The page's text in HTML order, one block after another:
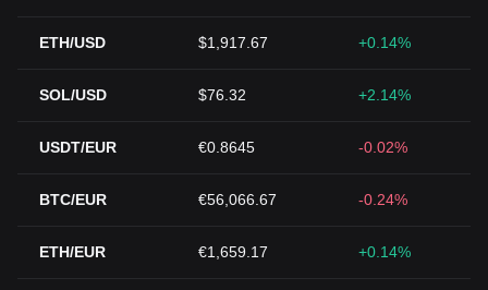
ETH/USD $1,917.67 +0.14%
SOL/USD $76.32 +2.14%
USDT/EUR €0.8645 -0.02%
BTC/EUR €56,066.67 -0.24%
ETH/EUR €1,659.17 +0.14%